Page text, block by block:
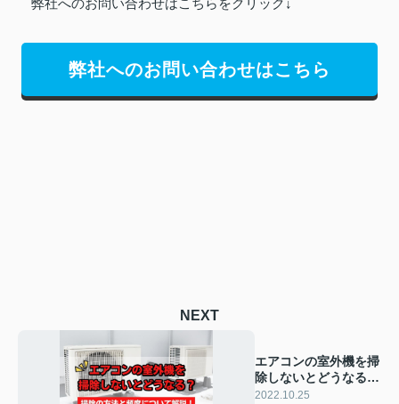
弊社へのお問い合わせはこちらをクリック↓
弊社へのお問い合わせはこちら
NEXT
エアコンの室外機を掃
除しないとどうなる？
掃除の方法と頻度につ
2022.10.25